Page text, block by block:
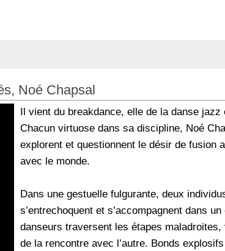
Noé Chapsal
Il vient du breakdance, elle de la danse jazz
Chacun virtuose dans sa discipline, Noé
explorent et questionnent le désir de fusion
avec le monde.
Dans une gestuelle fulgurante, deux
s’entrechoquent et s’accompagnent dans
danseurs traversent les étapes
de la rencontre avec l’autre. Bonds